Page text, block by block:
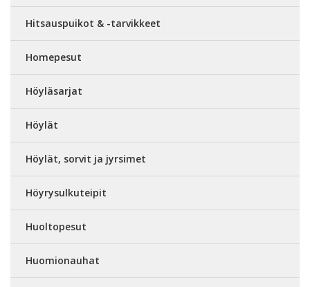
Hitsauspuikot & -tarvikkeet
Homepesut
Höyläsarjat
Höylät
Höylät, sorvit ja jyrsimet
Höyrysulkuteipit
Huoltopesut
Huomionauhat